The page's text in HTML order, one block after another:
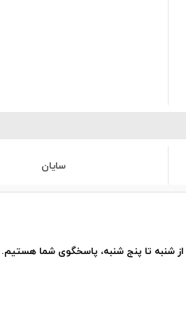
سایان
از شنبه تا پنج شنبه، پاسخگوی شما هستیم.